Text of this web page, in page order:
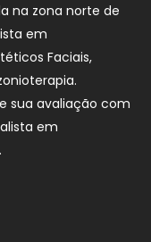
na zona norte de
em
Faciais,
sua avaliação com
em